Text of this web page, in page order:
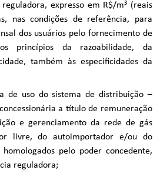
expresso em R$/m³ (reais
nas condições de referência, para
dos usuários pelo fornecimento de
princípios da razoabilidade, da
também às especificidades da
de uso do sistema de distribuição –
a título de remuneração
e gerenciamento da rede de gás
livre, do autoimportador e/ou do
pelo poder concedente,
reguladora;